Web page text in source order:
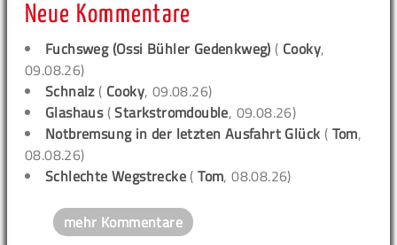
Neue Kommentare
Fuchsweg (Ossi Bühler Gedenkweg) ( Cooky,
09.08.26)
Schnalz( Cooky, 09.08.26)
Glashaus(Starkstromdouble, 09.08.26)
Notbremsung in der letzten Ausfahrt Glück ( Tom,
08.08.26)
Schlechte Wegstrecke (Tom, 08.08.26)
mehr Kommentare